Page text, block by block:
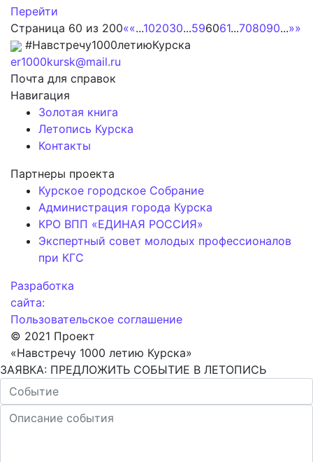
Перейти
Страница 60 из 200««...102030...596061...708090...»»
#Навстречу1000летиюКурска
er1000kursk@mail.ru
Почта для справок
Навигация
Золотая книга
Летопись Курска
Контакты
Партнеры проекта
Курское городское Собрание
Администрация города Курска
КРО ВПП «ЕДИНАЯ РОССИЯ»
Экспертный совет молодых профессионалов
при КГС
Разработка
сайта:
Пользовательское соглашение
© 2021 Проект
«Навстречу 1000 летию Курска»
ЗАЯВКА: ПРЕДЛОЖИТЬ СОБЫТИЕ В ЛЕТОПИСЬ